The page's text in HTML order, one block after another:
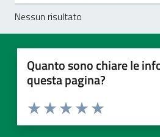
Nessun risultato
Quanto sono chiare le
questa pagina?
Valuta 5 stelle
Valuta 4 stelle su 5
Valuta 3 stelle su 5
Valuta 2 stelle su 5
Valuta 1 stelle su 5